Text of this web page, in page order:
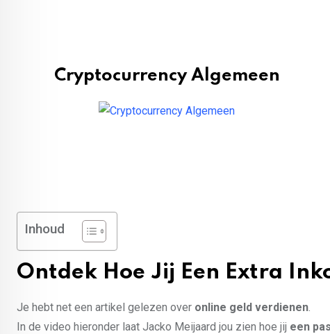
Cryptocurrency Algemeen
Inhoud
Ontdek Hoe Jij Een Extra
Je hebt net een artikel gelezen over online geld verdienen.
In de video hieronder laat Jacko Meijaard jou zien hoe jij een